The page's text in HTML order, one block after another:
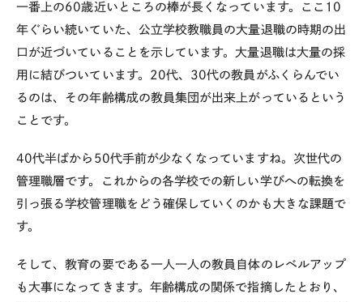
一番上の60歳近いところの棒が長くなっています。ここ10
年ぐらい続いていた、公立学校教職員の大量退職の時期の出
口が近づいていることを示しています。大量退職は大量の採
用に結びついています。20代、30代の教員がふくらんでい
るのは、その年齢構成の教員集団が出来上がっているという
ことです。
40代半ばから50代手前が少なくなっていますね。次世代の
管理職層です。これからの各学校での新しい学びへの転換を
引っ張る学校管理職をどう確保していくのかも大きな課題で
す。
そして、教育の要である一人一人の教員自体のレベルアップ
も大事になってきます。年齢構成の関係で指摘したとおり、